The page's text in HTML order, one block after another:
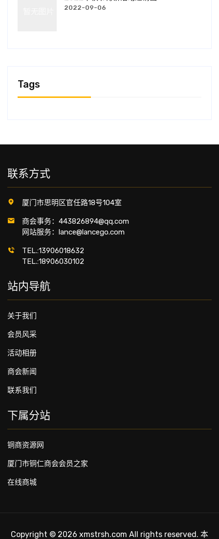
2022-09-06
Tags
联系方式
厦门市思明区官任路18号104室
商会事务：443826894@qq.com
网站服务：lance@lancego.com
TEL.:13906018632
TEL.:18906030102
站内导航
关于我们
会员风采
活动相册
商会新闻
联系我们
下属分站
铜商资源网
厦门市铜仁商会会员之家
在线商城
Copyright © 2026 xmstrsh.com All rights reserved. 本